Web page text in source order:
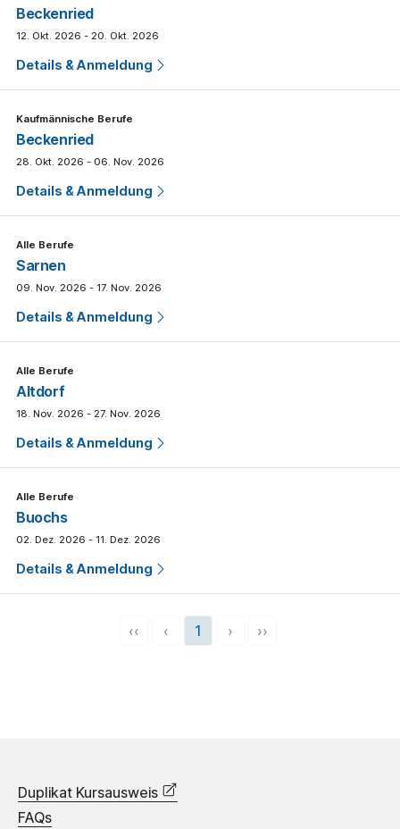
Beckenried
12. Okt. 2026 - 20. Okt. 2026
Details & Anmeldung
Kaufmännische Berufe
Beckenried
28. Okt. 2026 - 06. Nov. 2026
Details & Anmeldung
Alle Berufe
Sarnen
09. Nov. 2026 - 17. Nov. 2026
Details & Anmeldung
Alle Berufe
Altdorf
18. Nov. 2026 - 27. Nov. 2026
Details & Anmeldung
Alle Berufe
Buochs
02. Dez. 2026 - 11. Dez. 2026
Details & Anmeldung
‹‹ ‹ 1 › ››
Duplikat Kursausweis
FAQs